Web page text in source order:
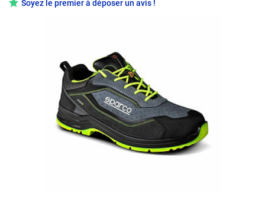
Soyez le premier à déposer un avis !